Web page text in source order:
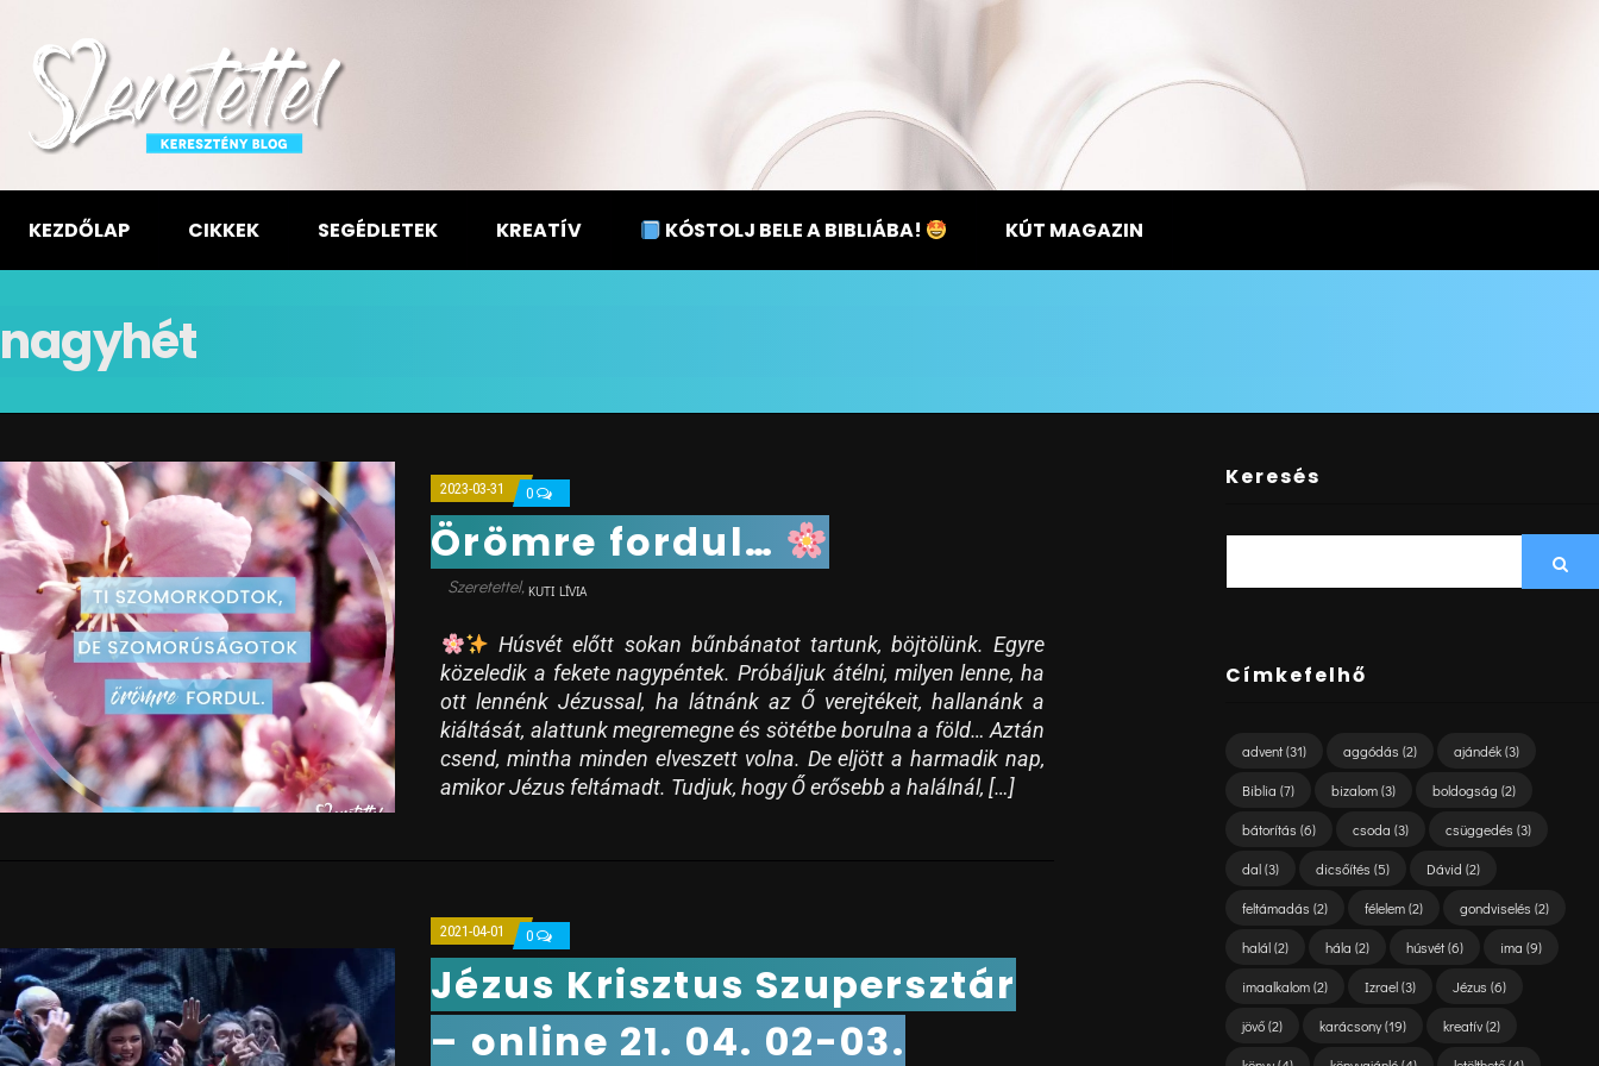
KEZDŐLAP CIKKEK SEGÉDLETEK KREATÍV KÓSTOLJ BELE A BIBLIÁBA! KÚT MAGAZIN
nagyhét
2023-03-31 0
Örömre fordul…
KUTI LÍVIA
Húsvét előtt sokan bűnbánatot tartunk, böjtölünk. Egyre
közeledik a fekete nagypéntek. Próbáljuk átélni, milyen lenne, ha
ott lennénk Jézussal, ha látnánk az Ő verejtékeit, hallanánk a
kiáltását, alattunk megremegne és sötétbe borulna a föld… Aztán
csend, mintha minden elveszett volna. De eljött a harmadik nap,
amikor Jézus feltámadt. Tudjuk, hogy Ő erősebb a halálnál, […]
2021-04-01 0
Jézus Krisztus Szupersztár
– online 21. 04. 02-03.
Keresés
Címkefelhő
advent(31) aggódás (2) ajándék(3)
Biblia (7) bizalom(3) boldogság (2)
bátorítás (6) csoda (3) csüggedés (3)
dal(3) dicsőítés (5) Dávid (2)
feltámadás (2) félelem(2) gondviselés (2)
halál(2) hála (2) húsvét(6) ima (9)
imaalkalom(2) Izrael(3) Jézus (6)
jövő(2) karácsony(19) kreatív(2)